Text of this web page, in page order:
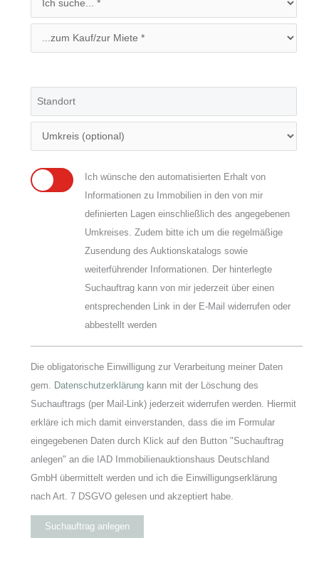
Ich wünsche den automatisierten Erhalt von
Informationen zu Immobilien in den von mir
definierten Lagen einschließlich des angegebenen
Umkreises. Zudem bitte ich um die regelmäßige
Zusendung des Auktionskatalogs sowie
weiterführender Informationen. Der hinterlegte
Suchauftrag kann von mir jederzeit über einen
entsprechenden Link in der E-Mail widerrufen oder
abbestellt werden
Die obligatorische Einwilligung zur Verarbeitung meiner Daten
gem. Datenschutzerklärung kann mit der Löschung des
Suchauftrags (per Mail-Link) jederzeit widerrufen werden. Hiermit
erkläre ich mich damit einverstanden, dass die im Formular
eingegebenen Daten durch Klick auf den Button "Suchauftrag
anlegen" an die IAD Immobilienauktionshaus Deutschland
GmbH übermittelt werden und ich die Einwilligungserklärung
nach Art. 7 DSGVO gelesen und akzeptiert habe.
Suchauftrag anlegen